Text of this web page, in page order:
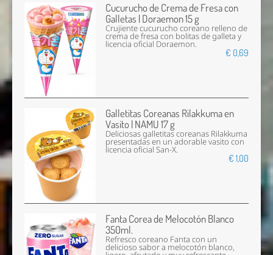
Cucurucho de Crema de Fresa con
Galletas | Doraemon 15 g
Crujiente cucurucho coreano relleno de
crema de fresa con bolitas de galleta y
licencia oficial Doraemon.
€ 0,69
Galletitas Coreanas Rilakkuma en
Vasito | NAMU 17 g
Deliciosas galletitas coreanas Rilakkuma
presentadas en un adorable vasito con
licencia oficial San-X.
€ 1,00
Fanta Corea de Melocotón Blanco
350ml.
Refresco coreano Fanta con un
delicioso sabor a melocotón blanco,